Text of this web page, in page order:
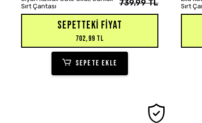
Sırt Çantası
739,99 TL
SEPETTEKI FIYAT
702,99 TL
SEPETE EKLE
Sırt